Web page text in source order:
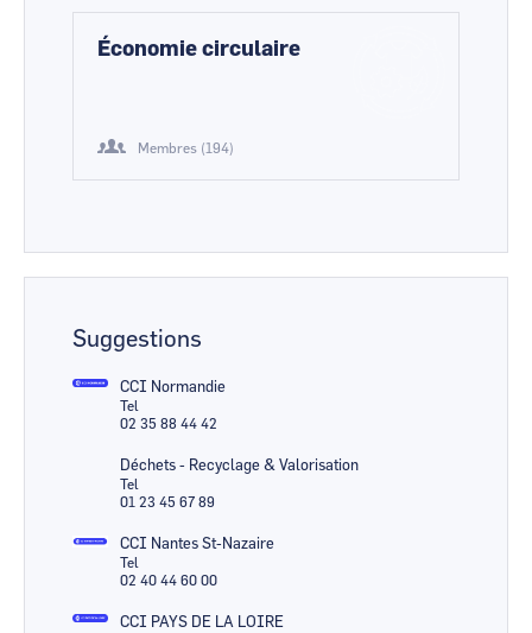
Économie circulaire
Membres (194)
Suggestions
CCI Normandie
Tel
02 35 88 44 42
Déchets - Recyclage & Valorisation
Tel
01 23 45 67 89
CCI Nantes St-Nazaire
Tel
02 40 44 60 00
CCI PAYS DE LA LOIRE